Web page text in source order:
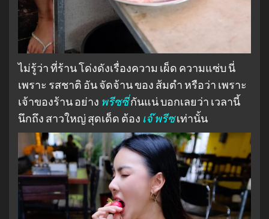
ไม่รู้ว่า ที่ร้าน โด่งดังเรื่องความ เผ็ด ความแซ่บ นี่
เพราะ รสชาติ อัน จัดจ้าน ของ ส้มตำ หรือว่า เพราะ
เจ้าของร้าน อย่าง พรีซซี่กันแน่ บอกเลยว่า เวลานี้
นึกถึง สาวใหญ่ สุดเด็ด ต้อง เจ๊ พรีซเท่านั้น